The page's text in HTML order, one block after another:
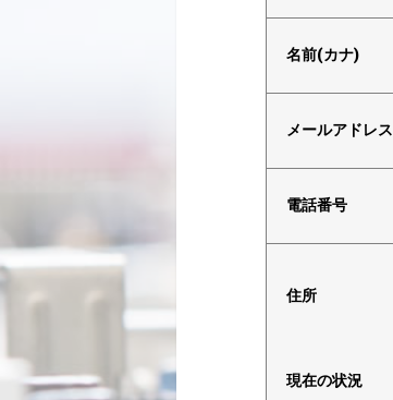
名前(カナ)
メールアドレス
電話番号
住所
現在の状況